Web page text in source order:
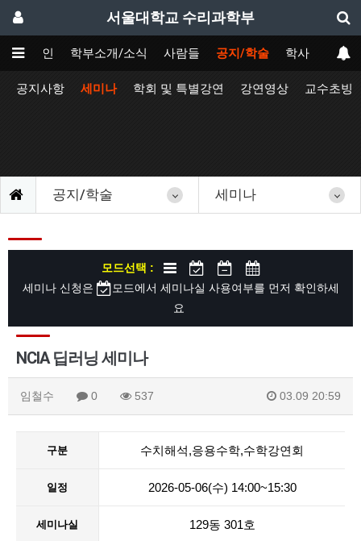
서울대학교 수리과학부
메인 학부소개/소식 사람들 공지/학술 학사
공지사항 세미나 학회 및 특별강연 강연영상 교수초빙
공지/학술 세미나
모드선택 :
세미나 신청은
모드에서 세미나실 사용여부를 먼저 확인하세
요
NCIA 딥러닝 세미나
임철수 0 537 03.09 20:59
구분 수치해석,응용수학,수학강연회
일정 2026-05-06(수) 14:00~15:30
세미나실 129동 301호